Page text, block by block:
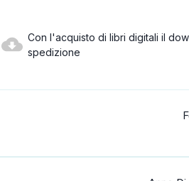
Con l'acquisto di libri digitali il
spedizione